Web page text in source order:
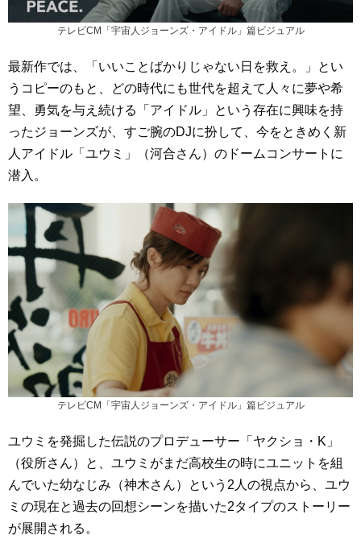
テレビCM「宇宙人ジョーンズ・アイドル」篇ビジュアル
最新作では、「いいことばかりじゃない日を救え。」とい
うコピーのもと、どの時代にも世代を超えて人々に夢や希
望、勇気を与え続ける「アイドル」という存在に興味を持
ったジョーンズが、すご腕のDJに扮して、今をときめく新
人アイドル「ユウミ」（河合さん）のドームコンサートに
潜入。
テレビCM「宇宙人ジョーンズ・アイドル」篇ビジュアル
ユウミを発掘した伝説のプロデューサー「ヤクショ・K」
（役所さん）と、ユウミがまだ高校生の時にユニットを組
んでいた幼なじみ（神木さん）という2人の視点から、ユウ
ミの現在と過去の回想シーンを描いた2タイプのストーリー
が展開される。